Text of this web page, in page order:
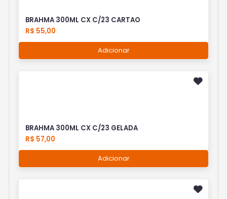
BRAHMA 300ML CX C/23 CARTAO
R$ 55,00
Adicionar
BRAHMA 300ML CX C/23 GELADA
R$ 57,00
Adicionar